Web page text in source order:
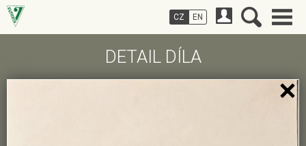
DETAIL DÍLA
CZ EN